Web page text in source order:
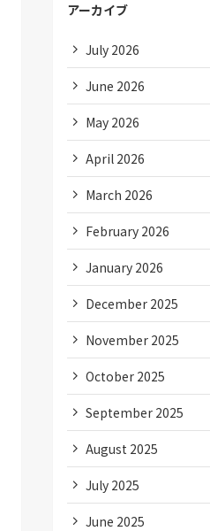
アーカイブ
July 2026
June 2026
May 2026
April 2026
March 2026
February 2026
January 2026
December 2025
November 2025
October 2025
September 2025
August 2025
July 2025
June 2025